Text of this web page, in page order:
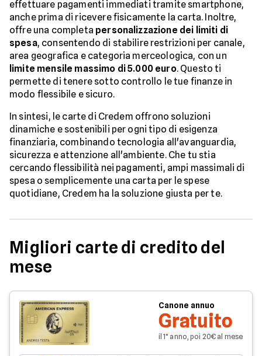
effettuare pagamenti immediati tramite smartphone,
anche prima di ricevere fisicamente la carta. Inoltre,
offre una completa personalizzazione dei limiti di
spesa, consentendo di stabilire restrizioni per canale,
area geografica e categoria merceologica, con un
limite mensile massimo di 5.000 euro. Questo ti
permette di tenere sotto controllo le tue finanze in
modo flessibile e sicuro.
In sintesi, le carte di Credem offrono soluzioni
dinamiche e sostenibili per ogni tipo di esigenza
finanziaria, combinando tecnologia all'avanguardia,
sicurezza e attenzione all'ambiente. Che tu stia
cercando flessibilità nei pagamenti, ampi massimali di
spesa o semplicemente una carta per le spese
quotidiane, Credem ha la soluzione giusta per te.
Migliori carte di credito del
mese
Canone annuo
Gratuito
il 1° anno, poi 20€ al mese